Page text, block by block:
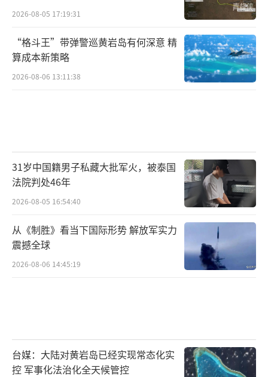
2026-08-05 17:19:31
“格斗王”带弹警巡黄岩岛有何深意 精
算成本新策略
2026-08-06 13:11:38
31岁中国籍男子私藏大批军火，被泰国
法院判处46年
2026-08-05 16:54:40
从《制胜》看当下国际形势 解放军实力
震撼全球
2026-08-06 14:45:19
台媒：大陆对黄岩岛已经实现常态化实
控 军事化法治化全天候管控